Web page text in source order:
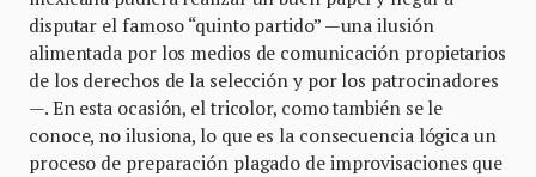
disputar el famoso “quinto partido” —una ilusión
alimentada por los medios de comunicación propietarios
de los derechos de la selección y por los patrocinadores
—. En esta ocasión, el tricolor, como también se le
conoce, no ilusiona, lo que es la consecuencia lógica un
proceso de preparación plagado de improvisaciones que